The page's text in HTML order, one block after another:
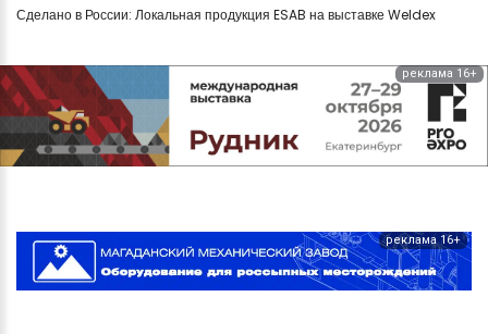
Сделано в России: Локальная продукция ESAB на выставке Weldex
реклама 16+
реклама 16+